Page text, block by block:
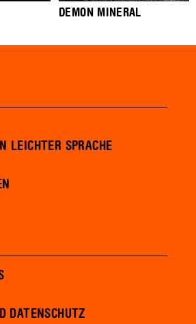
DEMON MINERAL
LEICHTER SPRACHE
DATENSCHUTZ